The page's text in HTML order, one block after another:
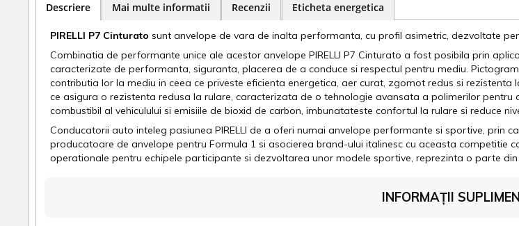
Descriere Mai multe informatii Recenzii Eticheta energetica
PIRELLI P7 Cinturato sunt anvelope de vara de inalta performanta, cu profil asimetric, dezvoltate
Combinatia de performante unice ale acestor anvelope PIRELLI P7 Cinturato a fost posibila prin
caracterizate de performanta, siguranta, placerea de a conduce si respectul pentru mediu.
contributia lor la mediu in ceea ce priveste eficienta energetica, aer curat, zgomot redus si
ce asigura o rezistenta redusa la rulare, caracterizata de o tehnologie avansata a polimerilor
combustibil al vehiculului si emisiile de bioxid de carbon, imbunatateste confortul la rulare si reduce
Conducatorii auto inteleg pasiunea PIRELLI de a oferi numai anvelope performante si sportive, prin
producatoare de anvelope pentru Formula 1 si asocierea brand-ului italinesc cu aceasta competitie
operationale pentru echipele participante si dezvoltarea unor modele sportive, reprezinta o parte
INFORMAȚII